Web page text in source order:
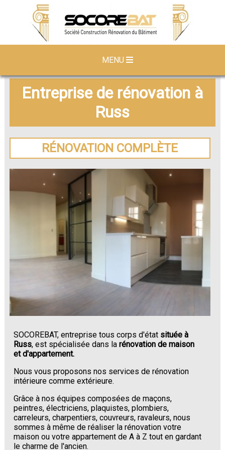
MENU
Entreprise de rénovation à
Russ
RÉNOVATION COMPLÈTE
SOCOREBAT, entreprise tous corps d'état située à
Russ, est spécialisée dans larénovation de maison
et d'appartement.
Nous vous proposons nos services de rénovation
intérieure comme extérieure.
Grâce à nos équipes composées de maçons,
peintres, électriciens, plaquistes, plombiers,
carreleurs, charpentiers, couvreurs, ravaleurs, nous
sommes à même de réaliser la rénovation votre
maison ou votre appartement de A à Z tout en gardant
le charme de l'ancien.